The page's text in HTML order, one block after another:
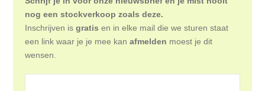
nog een stockverkoop zoals deze.
Inschrijven isgratis en in elke mail die we sturen staat
een link waar je je mee kanafmelden moest je dit
wensen.